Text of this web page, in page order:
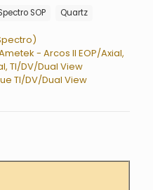
SOP Quartz
- Arcos II EOP/Axial,
TI/DV/Dual View
TI/DV/Dual View